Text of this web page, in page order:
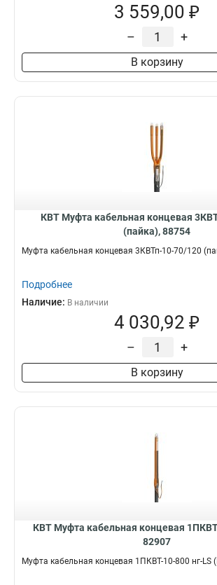
3 559,00 ₽
– +
В корзину
КВТ Муфта кабельная концевая
(пайка), 88754
Муфта кабельная концевая 3КВТп-10-70/120
Подробнее
Наличие: В наличии
4 030,92 ₽
– +
В корзину
КВТ Муфта кабельная концевая
82907
Муфта кабельная концевая 1ПКВТ-10-800 нг-LS